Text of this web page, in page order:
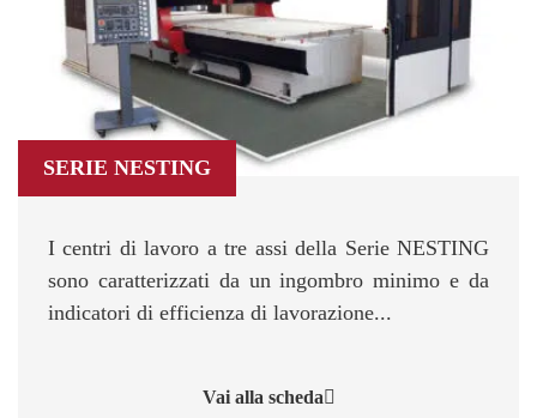
SERIE NESTING
I centri di lavoro a tre assi della Serie NESTING
sono caratterizzati da un ingombro minimo e da
indicatori di efficienza di lavorazione...
Vai alla scheda